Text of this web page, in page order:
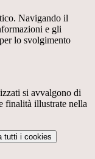
Navigando il
e gli
lo svolgimento
si avvalgono di
finalità illustrate nella
tutti i cookies